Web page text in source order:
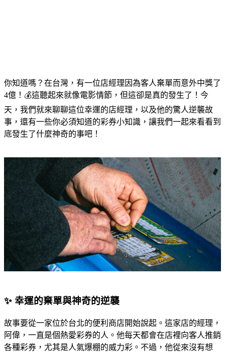
你知道嗎？在台灣，有一位店經理因為客人棄單而意外中獎了
4億！💰這聽起來就像電影情節，但這卻是真的發生了！今
天，我們就來聊聊這位幸運的店經理，以及他的驚人逆襲故
事，還有一些你必須知道的彩券小知識，讓我們一起來看看到
底發生了什麼神奇的事吧！
✨ 幸運的棄單與神奇的逆襲
故事要從一家位於台北的便利商店開始說起。這家店的經理，
阿偉，一直是個熱愛彩券的人。他每天都會在店裡向客人推銷
各種彩券，尤其是人氣爆棚的威力彩。不過，他從來沒有想